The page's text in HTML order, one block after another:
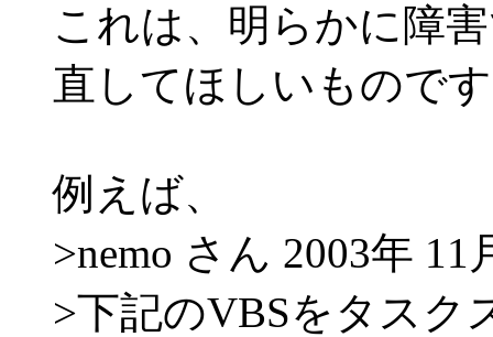
これは、明らかに障
直してほしいもので
例えば、
>nemo さん 2003年 11
>下記のVBSをタスク